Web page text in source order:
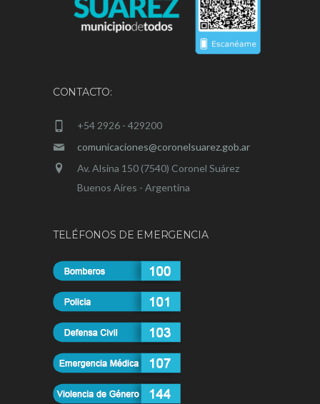
CONTACTO:
+54 2926 - 429200
comunicaciones@coronelsuarez.gob.ar
Av. Alsina 150 (7540) Coronel Suárez
Buenos Aires - Argentina
TELÉFONOS DE EMERGENCIA